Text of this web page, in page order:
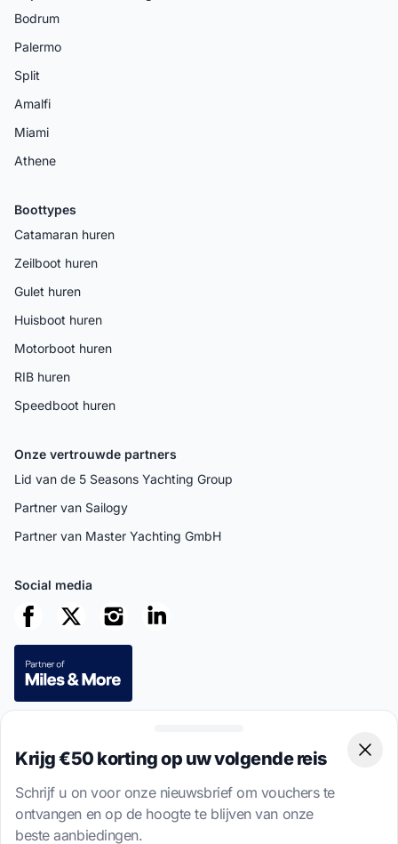
Bodrum
Palermo
Split
Amalfi
Miami
Athene
Boottypes
Catamaran huren
Zeilboot huren
Gulet huren
Huisboot huren
Motorboot huren
RIB huren
Speedboot huren
Onze vertrouwde partners
Lid van de 5 Seasons Yachting Group
Partner van Sailogy
Partner van Master Yachting GmbH
Social media
Krijg €50 korting op uw volgende reis
Schrijf u on voor onze nieuwsbrief om vouchers te
ontvangen en op de hoogte te blijven van onze
beste aanbiedingen.